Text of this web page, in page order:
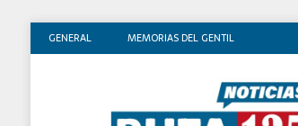
GENERAL MEMORIAS DEL GENTIL